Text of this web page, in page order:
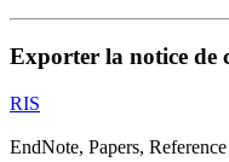
Exporter la notice de
RIS
EndNote, Papers,